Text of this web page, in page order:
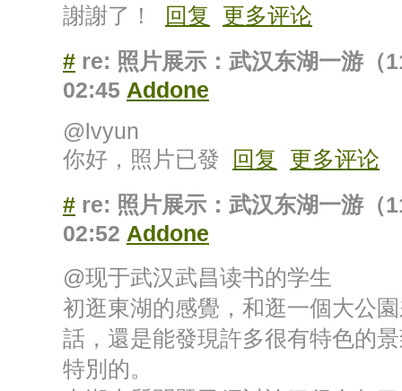
謝謝了！ 回复
更多评论
# re: 照片展示：武汉东湖一游（
02:45 Addone
@lvyun
你好，照片已發
回复
更多评论
# re: 照片展示：武汉东湖一游（
02:52 Addone
@现于武汉武昌读书的学生
初逛東湖的感覺，和逛一個大公
話，還是能發現許多很有特色的
特別的。